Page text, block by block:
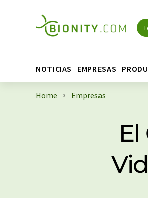
NOTICIAS EMPRESAS
Home Empresas